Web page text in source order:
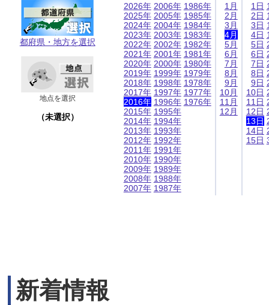
都府県・地方を選択
地点を選択
（未選択）
2026年
2025年
2024年
2023年
2022年
2021年
2020年
2019年
2018年
2017年
2016年
2015年
2014年
2013年
2012年
2011年
2010年
2009年
2008年
2007年
2006年
2005年
2004年
2003年
2002年
2001年
2000年
1999年
1998年
1997年
1996年
1995年
1994年
1993年
1992年
1991年
1990年
1989年
1988年
1987年
1986年
1985年
1984年
1983年
1982年
1981年
1980年
1979年
1978年
1977年
1976年
1月
2月
3月
4月
5月
6月
7月
8月
9月
10月
11月
12月
1日
2日
3日
4日
5日
6日
7日
8日
9日
10日
11日
12日
13日
14日
15日
新着情報